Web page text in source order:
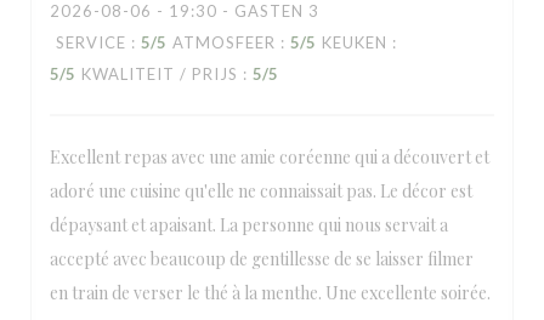
2026-08-06 - 19:30 - GASTEN 3
SERVICE : 5/5 ATMOSFEER : 5/5 KEUKEN :
5/5 KWALITEIT / PRIJS : 5/5
Excellent repas avec une amie coréenne qui a découvert et
adoré une cuisine qu'elle ne connaissait pas. Le décor est
dépaysant et apaisant. La personne qui nous servait a
accepté avec beaucoup de gentillesse de se laisser filmer
en train de verser le thé à la menthe. Une excellente soirée.